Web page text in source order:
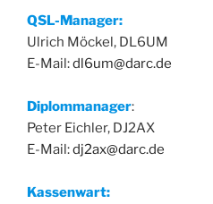
QSL-Manager:
Ulrich Möckel, DL6UM
E-Mail:dl6um@darc.de
Diplommanager:
Peter Eichler, DJ2AX
E-Mail:dj2ax@darc.de
Kassenwart: